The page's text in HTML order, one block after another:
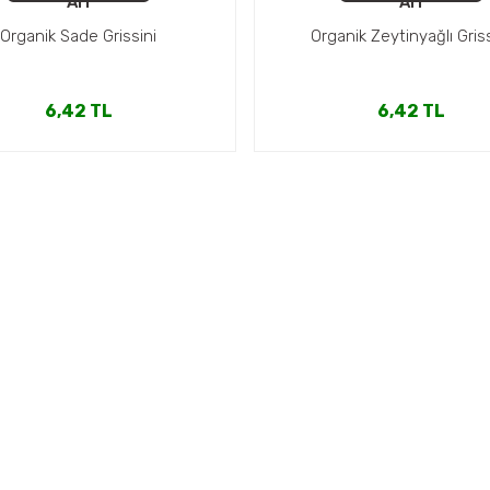
Organik Sade Grissini
6,42 TL
Organik Zeytinyağlı
6,42 TL